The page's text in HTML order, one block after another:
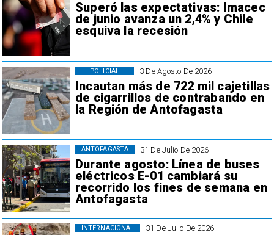
Superó las expectativas: Imacec
de junio avanza un 2,4% y Chile
esquiva la recesión
3 De Agosto De 2026
Incautan más de 722 mil cajetillas
de cigarrillos de contrabando en
la Región de Antofagasta
POLICIAL
31 De Julio De 2026
Durante agosto: Línea de buses
eléctricos E-01 cambiará su
recorrido los fines de semana en
Antofagasta
ANTOFAGASTA
31 De Julio De 2026
INTERNACIONAL